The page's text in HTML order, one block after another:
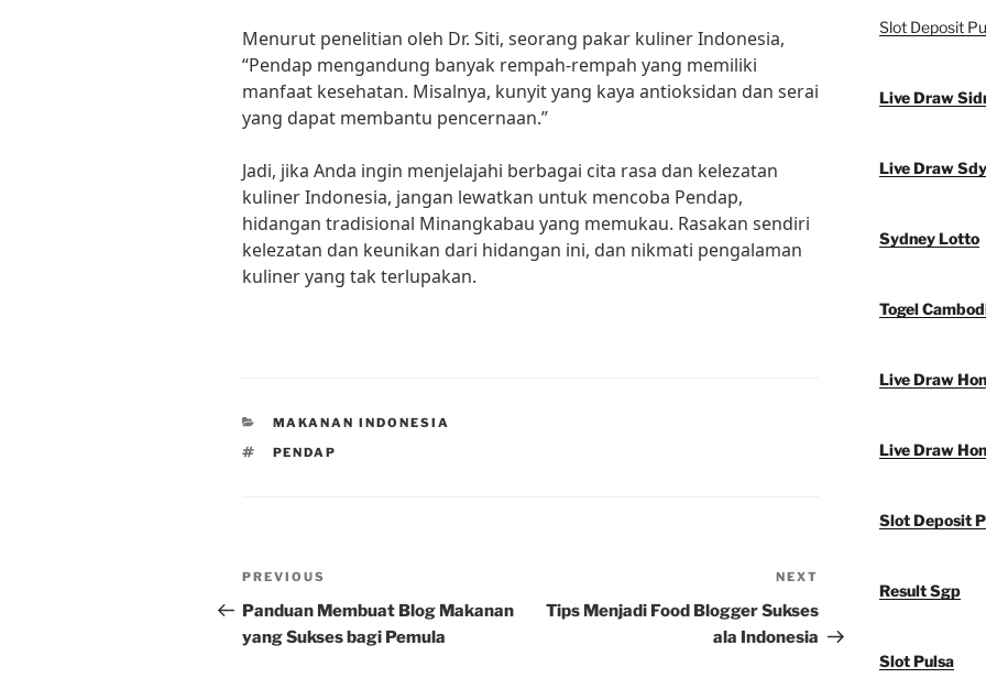
Menurut penelitian oleh Dr. Siti, seorang pakar kuliner Indonesia,
“Pendap mengandung banyak rempah-rempah yang memiliki
manfaat kesehatan. Misalnya, kunyit yang kaya antioksidan dan serai
yang dapat membantu pencernaan.”
Jadi, jika Anda ingin menjelajahi berbagai cita rasa dan kelezatan
kuliner Indonesia, jangan lewatkan untuk mencoba Pendap,
hidangan tradisional Minangkabau yang memukau. Rasakan sendiri
kelezatan dan keunikan dari hidangan ini, dan nikmati pengalaman
kuliner yang tak terlupakan.
CATEGORIES
MAKANAN INDONESIA
TAGS
PENDAP
Post
navigation
Previous
Post
PREVIOUS
Panduan Membuat Blog Makanan
yang Sukses bagi Pemula
Post
NEXT
Tips Menjadi Food Blogger Sukses
ala Indonesia
Slot Deposit
Live Draw
Live Draw Sdy
Sydney Lotto
Togel
Live Draw
Live Draw
Slot Deposit
Result Sgp
Slot Pulsa